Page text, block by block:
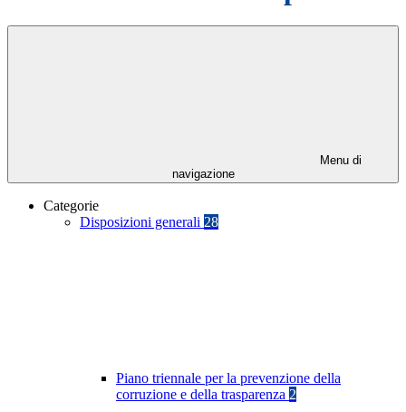
Menu di
navigazione
Categorie
Disposizioni generali 28
Piano triennale per la prevenzione della
corruzione e della trasparenza 2